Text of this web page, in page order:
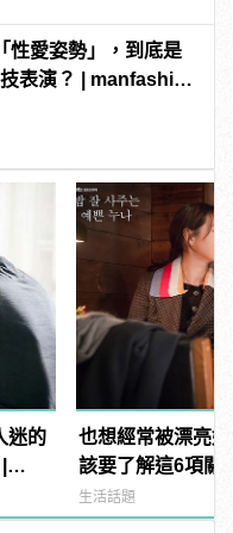
性愛姿勢」，到底是
表演？ | manfashion
迷的
也想經常被漂亮
該要了解這6項關
麼
生活話題